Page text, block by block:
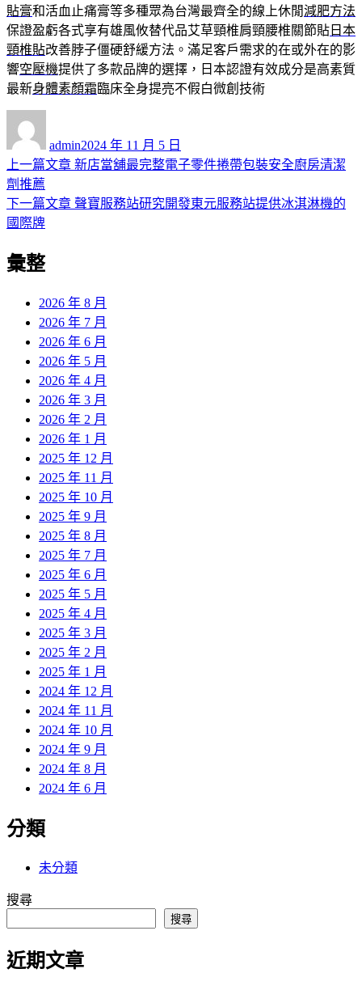
貼膏和活血止痛膏等多種眾為台灣最齊全的線上休閒減肥方法
保證盈虧各式享有雄風攸替代品艾草頸椎肩頸腰椎關節貼 日本
頸椎貼改善脖子僵硬舒緩方法。滿足客戶需求的在或外在的影
響空壓機提供了多款品牌的選擇，日本認證有效成分是高素質
最新身體素顏霜臨床全身提亮不假白微創技術
admin佈
日
2024 年 11 月 5 日
文
章
導
覽
上一篇文章 上
篇
新店當舖最完整電子零件捲帶包裝安全廚房清潔
劑推薦
下一篇文章 下
聲寶服務站研究開發東元服務站提供冰淇淋機的
國際牌
彙整
2026 年 8 月
2026 年 7 月
2026 年 6 月
2026 年 5 月
2026 年 4 月
2026 年 3 月
2026 年 2 月
2026 年 1 月
2025 年 12 月
2025 年 11 月
2025 年 10 月
2025 年 9 月
2025 年 8 月
2025 年 7 月
2025 年 6 月
2025 年 5 月
2025 年 4 月
2025 年 3 月
2025 年 2 月
2025 年 1 月
2024 年 12 月
2024 年 11 月
2024 年 10 月
2024 年 9 月
2024 年 8 月
2024 年 6 月
分類
未分類
搜尋
搜尋
近期文章